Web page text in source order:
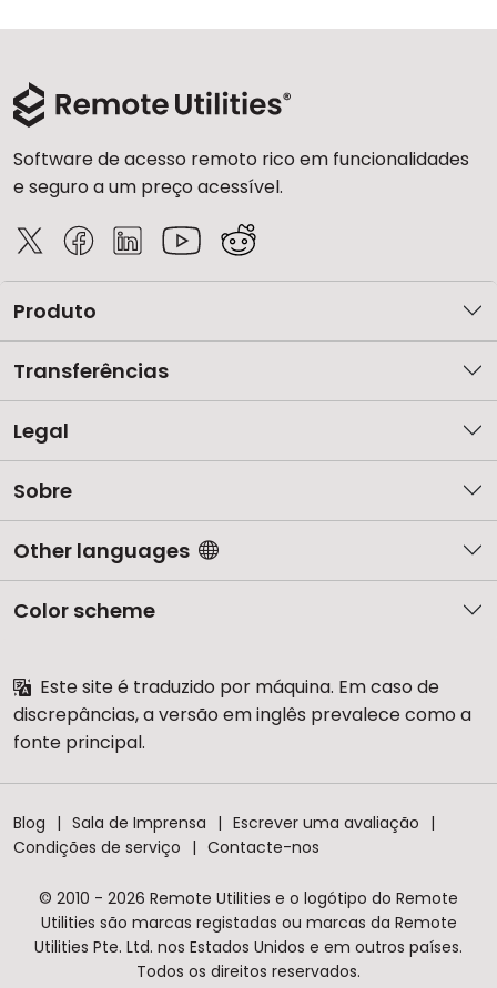
Software de acesso remoto rico em funcionalidades
e seguro a um preço acessível.
Produto
Transferências
Legal
Sobre
Other languages
Color scheme
Este site é traduzido por máquina. Em caso de
discrepâncias, a versão em inglês prevalece como a
fonte principal.
Blog Sala de Imprensa
Escrever uma avaliação
Condições de serviço
Contacte-nos
© 2010 - 2026 Remote Utilities e o logótipo do Remote
Utilities são marcas registadas ou marcas da Remote
Utilities Pte. Ltd. nos Estados Unidos e em outros países.
Todos os direitos reservados.